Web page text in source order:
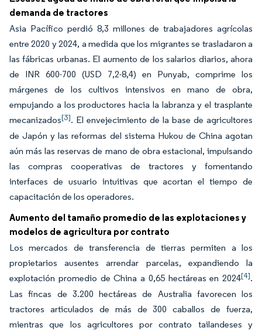
demanda de tractores
Asia Pacífico perdió 8,3 millones de trabajadores agrícolas
entre 2020 y 2024, a medida que los migrantes se trasladaron a
las fábricas urbanas. El aumento de los salarios diarios, ahora
de INR 600-700 (USD 7,2-8,4) en Punyab, comprime los
márgenes de los cultivos intensivos en mano de obra,
empujando a los productores hacia la labranza y el trasplante
mecanizados[3]. El envejecimiento de la base de agricultores
de Japón y las reformas del sistema Hukou de China agotan
aún más las reservas de mano de obra estacional, impulsando
las compras cooperativas de tractores y fomentando
interfaces de usuario intuitivas que acortan el tiempo de
capacitación de los operadores.
Aumento del tamaño promedio de las explotaciones y
modelos de agricultura por contrato
Los mercados de transferencia de tierras permiten a los
propietarios ausentes arrendar parcelas, expandiendo la
explotación promedio de China a 0,65 hectáreas en 2024[4].
Las fincas de 3.200 hectáreas de Australia favorecen los
tractores articulados de más de 300 caballos de fuerza,
mientras que los agricultores por contrato tailandeses y